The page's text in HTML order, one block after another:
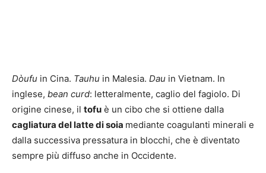
Dòufu in Cina. Tauhu in Malesia. Dau in Vietnam. In
inglese, bean curd: letteralmente, caglio del fagiolo. Di
origine cinese, il tofu è un cibo che si ottiene dalla
cagliatura del latte di soia mediante coagulanti minerali e
dalla successiva pressatura in blocchi, che è diventato
sempre più diffuso anche in Occidente.